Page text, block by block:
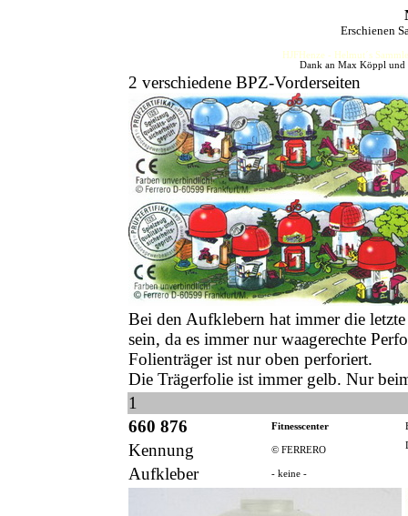
Erschienen
HJFHenze - Helmut´s
Dank an Max Köppl und
2 verschiedene BPZ-Vorderseiten
Bei den Aufklebern hat immer die
sein, da es immer nur waagerechte
Folienträger ist nur oben perforiert.
Die Trägerfolie ist immer gelb. Nur
1
660 876
Fitnesscenter
Kennung © FERRERO
Aufkleber - keine -